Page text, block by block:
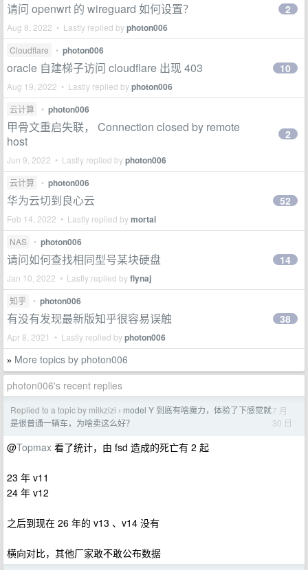
请问 openwrt 的 wireguard 如何设置？
Aug 8, 2022 • Lastly replied byphoton006
2
Cloudflare • photon006
oracle 自建梯子访问 cloudflare 出现 403
Aug 19, 2022 • Lastly replied byphoton006
10
云计算 • photon006
甲骨文重启失联， Connection closed by remote
host
Jun 9, 2022 • Lastly replied byphoton006
2
云计算 • photon006
华为云切到良心云
Feb 14, 2022 • Lastly replied bymortal
52
NAS • photon006
请问如何查找相同型号某块硬盘
Jan 10, 2022 • Lastly replied byflynaj
14
知乎 • photon006
有没有发现最新版知乎很容易误触
Apr 8, 2021 • Lastly replied byphoton006
38
» More topics by photon006
photon006's recent replies
Replied to a topic by milkzizi › model Y 到底有啥魔力，体验了下感觉就
是很普通一辆车，为啥卖这么好？
7 月
30 日
@Topmax 看了统计，由 fsd 造成的死亡有 2 起
23 年 v11
24 年 v12
之后到现在 26 年的 v13 、v14 没有
横向对比，其他厂家敢不敢公布数据